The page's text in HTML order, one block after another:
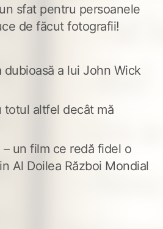
sfat pentru persoanele
de făcut fotografii!
a lui John Wick
totul altfel decât mă
– un film ce redă fidel o
Al Doilea Război Mondial